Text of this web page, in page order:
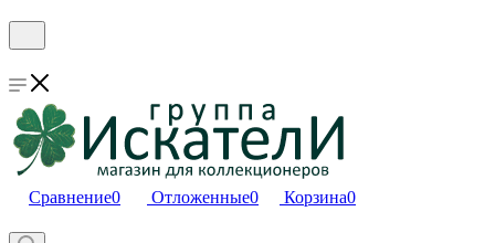
Сравнение0 Отложенные0 Корзина0